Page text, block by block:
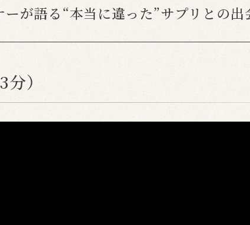
が語る“本当に違った”サプリとの出
）